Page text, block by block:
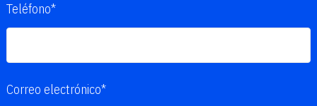
Teléfono*
Correo electrónico*